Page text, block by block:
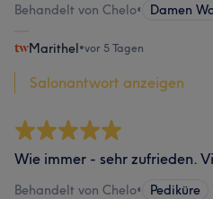
Behandelt von Chelo• Damen
Marithel•vor 5 Tagen
Salonantwort anzeigen
Wie immer - sehr zufrieden.
Behandelt von Chelo• Pediküre